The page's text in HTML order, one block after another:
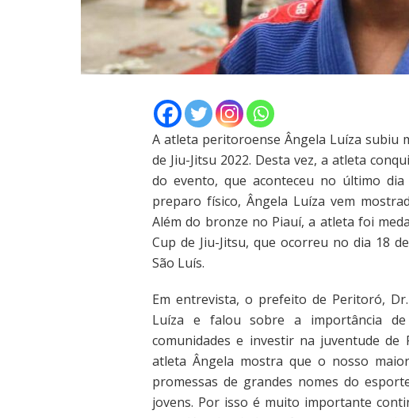
A atleta peritoroense Ângela Luíza subiu
de Jiu-Jitsu 2022. Desta vez, a atleta
do evento, que aconteceu no último
preparo físico, Ângela Luíza vem
Além do bronze no Piauí, a atleta foi
Cup de Jiu-Jitsu, que ocorreu no dia 18
São Luís.
Em entrevista, o prefeito de Peritoró,
Luíza e falou sobre a importância
comunidades e investir na juventude de
atleta Ângela mostra que o nosso
promessas de grandes nomes do
jovens. Por isso é muito importante